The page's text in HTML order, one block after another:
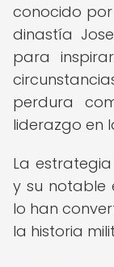
conocido
dinastía
para
perdura
liderazgo en
La
y su notable
lo han
la historia